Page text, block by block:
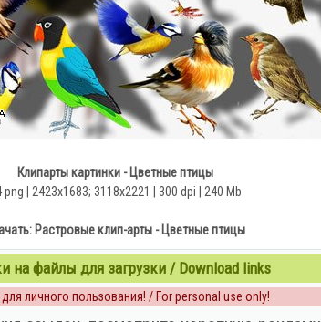
Клипарты картинки - Цветные птицы
png | 2423x1683; 3118х2221 | 300 dpi | 240 Mb
Растровые клип-арты - Цветные птицы
на файлы для загрузки / Download links
личного пользования! / For personal use only!